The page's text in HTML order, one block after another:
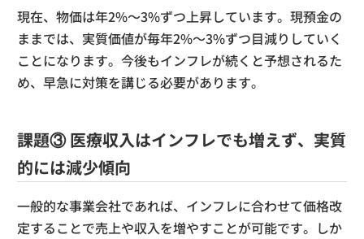
現在、物価は年2%〜3%ずつ上昇しています。現預金の
ままでは、実質価値が毎年2%〜3%ずつ目減りしていく
ことになります。今後もインフレが続くと予想されるた
め、早急に対策を講じる必要があります。
課題③ 医療収入はインフレでも増えず、実質
的には減少傾向
一般的な事業会社であれば、インフレに合わせて価格改
定することで売上や収入を増やすことが可能です。しか